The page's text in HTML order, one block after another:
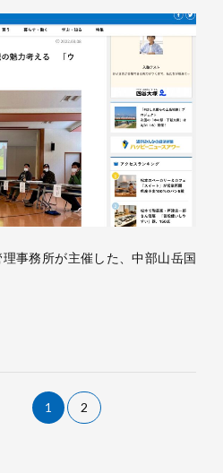
事務所が主催した、中部山岳国
1 2